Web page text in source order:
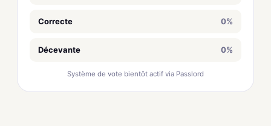
Correcte 0%
Décevante 0%
Système de vote bientôt actif via Passlord